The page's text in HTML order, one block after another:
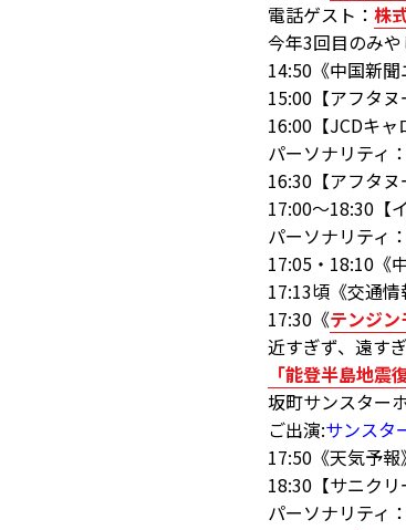
電話ゲスト： 株
今年3回目のみ
14:50《中国新聞
15:00【アフタヌ
16:00【JCDキャ
パーソナリティ：
16:30【アフタヌ
17:00～18:30【
パーソナリティ
17:05・18:10《
17:13頃《交通情
17:30《テンジ
近すぎず、遠す
「能登半島地震
坂町サンスター
ご出演:サンスタ
17:50《天気予報
18:30【サニク
パーソナリティ